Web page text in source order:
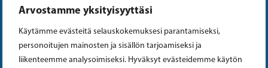
Arvostamme yksityisyyttäsi
Käytämme evästeitä selauskokemuksesi parantamiseksi,
personoitujen mainosten ja sisällön tarjoamiseksi ja
liikenteemme analysoimiseksi. Hyväksyt evästeidemme käytön
Instagram
Facebook